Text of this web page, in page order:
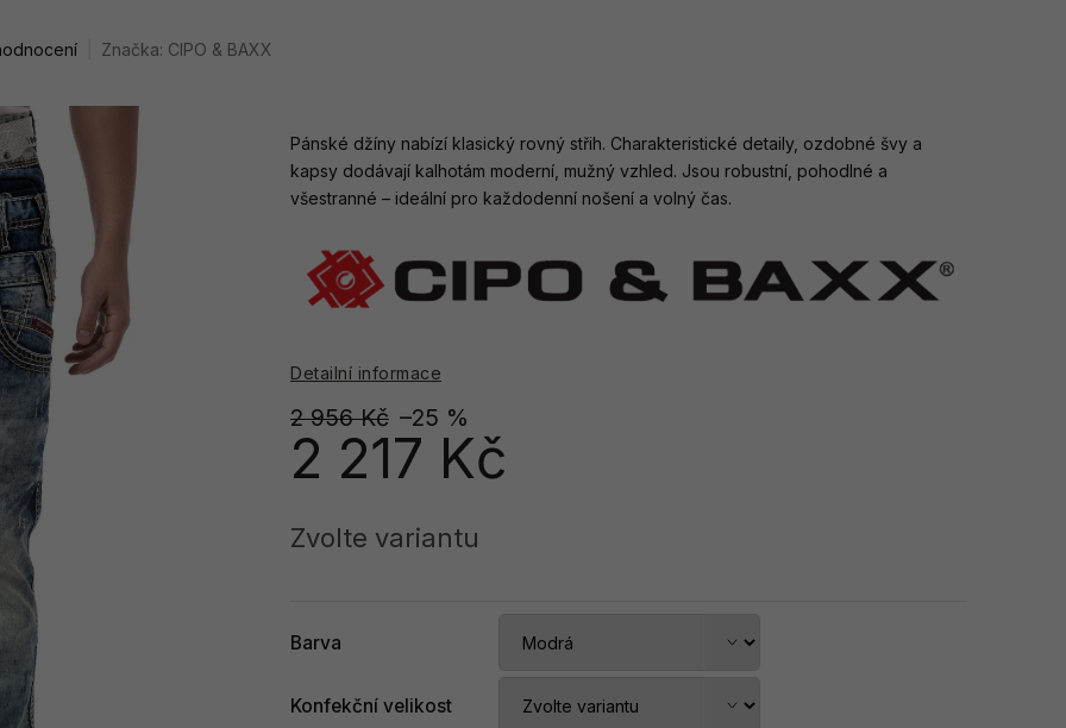
Značka: CIPO & BAXX
2 956 Kč –25 %
2 217 Kč
cena:
Zvolte variantu
Barva
Konfekční velikost
Pánské džíny nabízí klasický rovný střih. Charakteristické detaily, ozdobné švy a
kapsy dodávají kalhotám moderní, mužný vzhled. Jsou robustní, pohodlné a
všestranné – ideální pro každodenní nošení a volný čas.
Detailní informace